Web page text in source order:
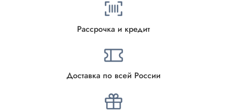
Рассрочка и кредит
Доставка по всей России